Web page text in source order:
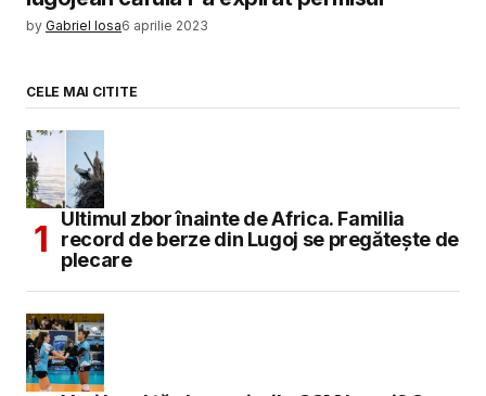
by Gabriel Iosa6 aprilie 2023
CELE MAI CITITE
Ultimul zbor înainte de Africa. Familia
record de berze din Lugoj se pregătește de
plecare